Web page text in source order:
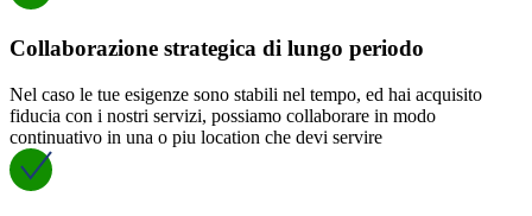
Collaborazione strategica di lungo periodo
Nel caso le tue esigenze sono stabili nel tempo, ed hai acquisito
fiducia con i nostri servizi, possiamo collaborare in modo
continuativo in una o piu location che devi servire